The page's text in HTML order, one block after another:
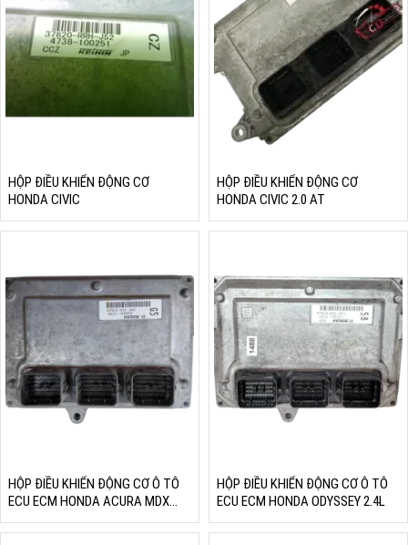
HỘP ĐIỀU KHIỂN ĐỘNG CƠ
HONDA CIVIC
HỘP ĐIỀU KHIỂN ĐỘNG CƠ
HONDA CIVIC 2.0 AT
HỘP ĐIỀU KHIỂN ĐỘNG CƠ Ô TÔ
ECU ECM HONDA ACURA MDX
3.5L V6
HỘP ĐIỀU KHIỂN ĐỘNG CƠ Ô TÔ
ECU ECM HONDA ODYSSEY 2.4L